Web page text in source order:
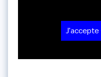
J'accepte